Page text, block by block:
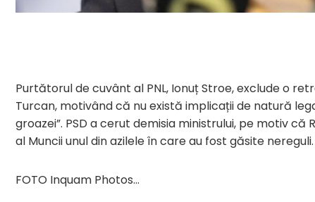
Purtătorul de cuvânt al PNL, Ionuț Stroe, exclude o
Turcan, motivând că nu există implicații de natură
groazei”. PSD a cerut demisia ministrului, pe motiv
al Muncii unul din azilele în care au fost găsite nereguli.
FOTO Inquam Photos…